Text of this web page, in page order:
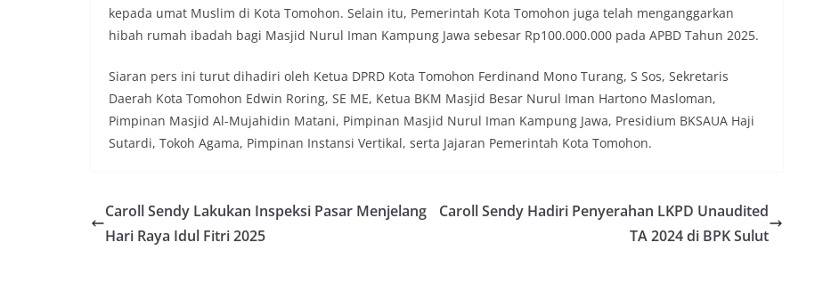
kepada umat Muslim di Kota Tomohon. Selain itu, Pemerintah Kota Tomohon juga telah menganggarkan
hibah rumah ibadah bagi Masjid Nurul Iman Kampung Jawa sebesar Rp100.000.000 pada APBD Tahun 2025.
Siaran pers ini turut dihadiri oleh Ketua DPRD Kota Tomohon Ferdinand Mono Turang, S Sos, Sekretaris
Daerah Kota Tomohon Edwin Roring, SE ME, Ketua BKM Masjid Besar Nurul Iman Hartono Masloman,
Pimpinan Masjid Al-Mujahidin Matani, Pimpinan Masjid Nurul Iman Kampung Jawa, Presidium BKSAUA Haji
Sutardi, Tokoh Agama, Pimpinan Instansi Vertikal, serta Jajaran Pemerintah Kota Tomohon.
Caroll Sendy Lakukan Inspeksi Pasar Menjelang
Hari Raya Idul Fitri 2025
Caroll Sendy Hadiri Penyerahan LKPD Unaudited
TA 2024 di BPK Sulut